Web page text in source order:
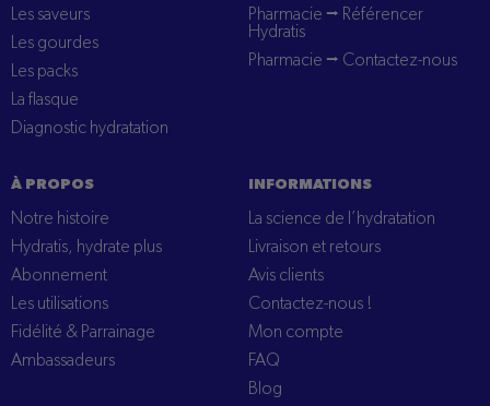
Les saveurs
Les gourdes
Les packs
La flasque
Diagnostic hydratation
Pharmacie ⭢ Référencer
Hydratis
Pharmacie ⭢ Contactez-nous
À PROPOS
Notre histoire
Hydratis, hydrate plus
Abonnement
Les utilisations
Fidélité & Parrainage
Ambassadeurs
INFORMATIONS
La science de l’hydratation
Livraison et retours
Avis clients
Contactez-nous !
Mon compte
FAQ
Blog